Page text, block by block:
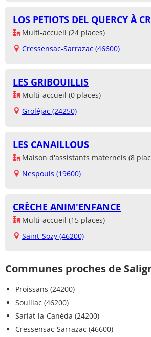
LOS PETIOTS DEL QUERCY À
Multi-accueil (24 places)
Cressensac-Sarrazac (46600)
LES GRIBOUILLIS
Multi-accueil (0 places)
Groléjac (24250)
LES CANAILLOUS
Maison d'assistants maternels (8
Nespouls (19600)
CRÈCHE ANIM'ENFANCE
Multi-accueil (15 places)
Saint-Sozy (46200)
Communes proches de
Proissans (24200)
Souillac (46200)
Sarlat-la-Canéda (24200)
Cressensac-Sarrazac (46600)